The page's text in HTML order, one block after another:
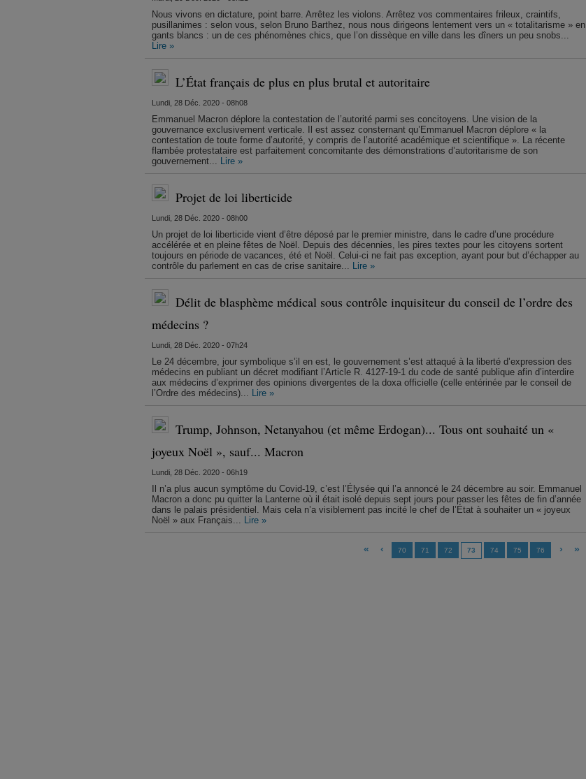
Nous vivons en dictature, point barre. Arrêtez les violons. Arrêtez vos commentaires frileux, craintifs,
pusillanimes : selon vous, selon Bruno Barthez, nous nous dirigeons lentement vers un « totalitarisme » en
gants blancs : un de ces phénomènes chics, que l’on dissèque en ville dans les dîners un peu snobs...
Lire »
L’État français de plus en plus brutal et autoritaire
Lundi, 28 Déc. 2020 - 08h08
Emmanuel Macron déplore la contestation de l’autorité parmi ses concitoyens. Une vision de la
gouvernance exclusivement verticale. Il est assez consternant qu’Emmanuel Macron déplore « la
contestation de toute forme d’autorité, y compris de l’autorité académique et scientifique ». La récente
flambée protestataire est parfaitement concomitante des démonstrations d’autoritarisme de son
gouvernement... Lire »
Projet de loi liberticide
Lundi, 28 Déc. 2020 - 08h00
Un projet de loi liberticide vient d’être déposé par le premier ministre, dans le cadre d’une procédure
accélérée et en pleine fêtes de Noël. Depuis des décennies, les pires textes pour les citoyens sortent
toujours en période de vacances, été et Noël. Celui-ci ne fait pas exception, ayant pour but d’échapper au
contrôle du parlement en cas de crise sanitaire... Lire »
Délit de blasphème médical sous contrôle inquisiteur du conseil de l’ordre des
médecins ?
Lundi, 28 Déc. 2020 - 07h24
Le 24 décembre, jour symbolique s’il en est, le gouvernement s’est attaqué à la liberté d’expression des
médecins en publiant un décret modifiant l’Article R. 4127-19-1 du code de santé publique afin d’interdire
aux médecins d’exprimer des opinions divergentes de la doxa officielle (celle entérinée par le conseil de
l’Ordre des médecins)... Lire »
Trump, Johnson, Netanyahou (et même Erdogan)... Tous ont souhaité un «
joyeux Noël », sauf... Macron
Lundi, 28 Déc. 2020 - 06h19
Il n’a plus aucun symptôme du Covid-19, c’est l’Élysée qui l’a annoncé le 24 décembre au soir. Emmanuel
Macron a donc pu quitter la Lanterne où il était isolé depuis sept jours pour passer les fêtes de fin d’année
dans le palais présidentiel. Mais cela n’a visiblement pas incité le chef de l’État à souhaiter un « joyeux
Noël » aux Français... Lire »
« ‹ 70 71 72 73 74 75 76 › »